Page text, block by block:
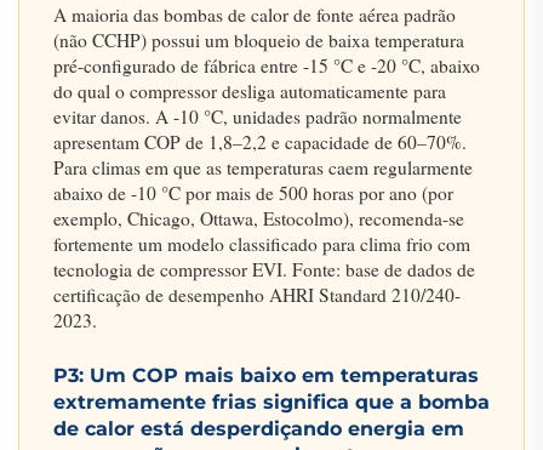
A maioria das bombas de calor de fonte aérea padrão
(não CCHP) possui um bloqueio de baixa temperatura
pré-configurado de fábrica entre -15 °C e -20 °C, abaixo
do qual o compressor desliga automaticamente para
evitar danos. A -10 °C, unidades padrão normalmente
apresentam COP de 1,8–2,2 e capacidade de 60–70%.
Para climas em que as temperaturas caem regularmente
abaixo de -10 °C por mais de 500 horas por ano (por
exemplo, Chicago, Ottawa, Estocolmo), recomenda-se
fortemente um modelo classificado para clima frio com
tecnologia de compressor EVI. Fonte: base de dados de
certificação de desempenho AHRI Standard 210/240-
2023.
P3: Um COP mais baixo em temperaturas
extremamente frias significa que a bomba
de calor está desperdiçando energia em